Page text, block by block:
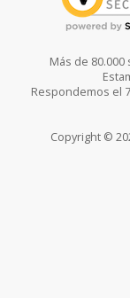
Más de
Respondemos el
Copyright ©